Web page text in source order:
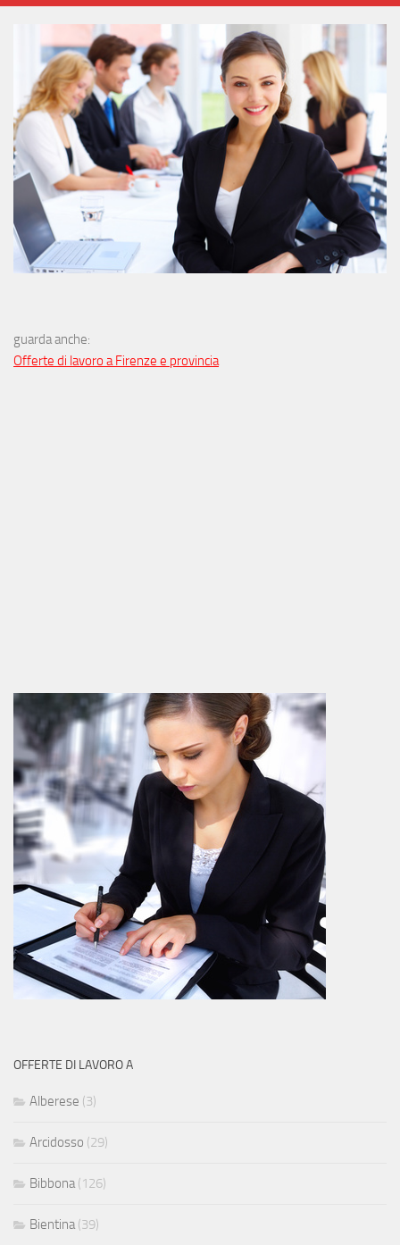
guarda anche:
Offerte di lavoro a Firenze e provincia
OFFERTE DI LAVORO A
Alberese (3)
Arcidosso (29)
Bibbona (126)
Bientina (39)